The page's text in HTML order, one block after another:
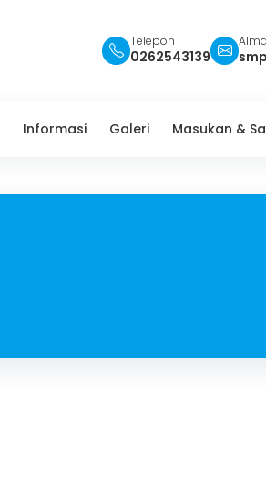
Telepon
0262543139
Informasi Galeri Masukan &